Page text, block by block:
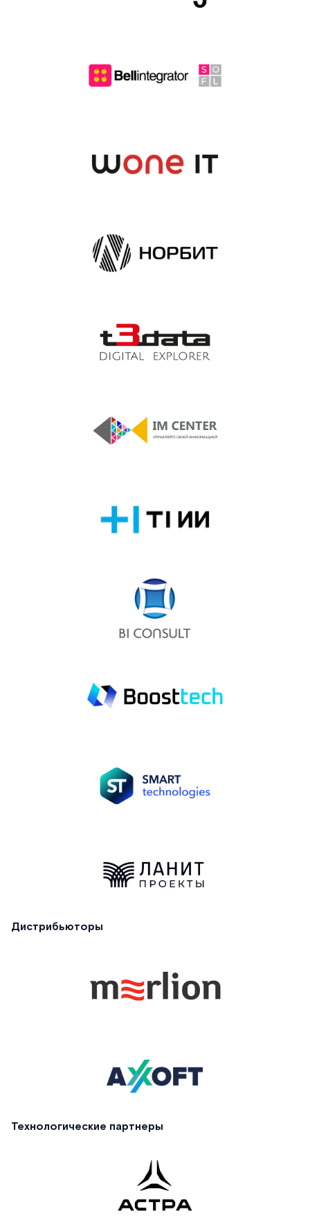
Дистрибьюторы
Технологические партнеры